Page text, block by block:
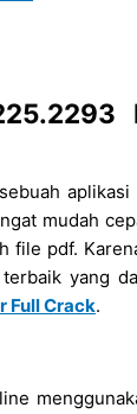
mudah
file pdf.
yang
Full Crack.